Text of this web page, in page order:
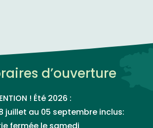
d’ouverture
! Été 2026 :
juillet au 05 septembre inclus:
fermée le samedi